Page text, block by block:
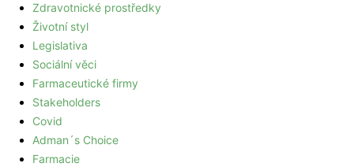
Zdravotnické prostředky
Životní styl
Legislativa
Sociální věci
Farmaceutické firmy
Stakeholders
Covid
Adman´s Choice
Farmacie